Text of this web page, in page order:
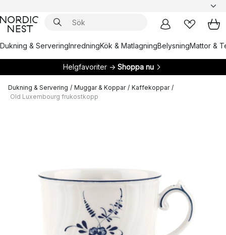
Dukning & ServeringInredningKök & MatlagningBelysningMattor &
Helgfavoriter → Shoppa nu
Dukning & Servering / Muggar & Koppar / Kaffekoppar /
Old Luxembourg frukostkopp